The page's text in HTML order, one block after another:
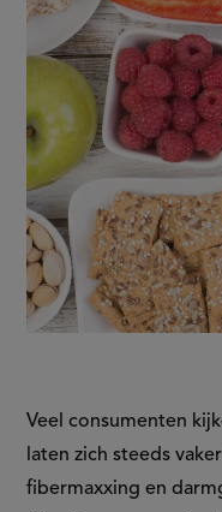
Veel consumenten
laten zich steeds
fibermaxxing en